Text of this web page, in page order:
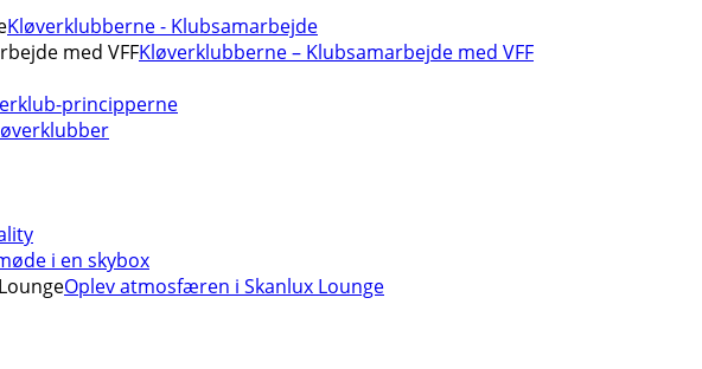
Kløverklubberne - Klubsamarbejde
med VFFKløverklubberne – Klubsamarbejde med VFF
principperne
i en skybox
Oplev atmosfæren i Skanlux Lounge